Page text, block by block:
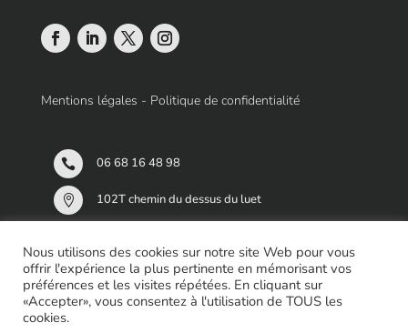
Mentions légales - Politique de confidentialité
 06 68 16 48 98

102T chemin du dessus du luet
91 230 MONTGERON
Sur Rendez-Vous
Nous utilisons des cookies sur notre site Web pour vous
offrir l'expérience la plus pertinente en mémorisant vos
préférences et les visites répétées. En cliquant sur
«Accepter», vous consentez à l'utilisation de TOUS les
cookies.